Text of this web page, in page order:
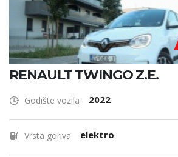
RENAULT TWINGO Z.E.
Godište vozila 2022
Vrsta goriva elektro